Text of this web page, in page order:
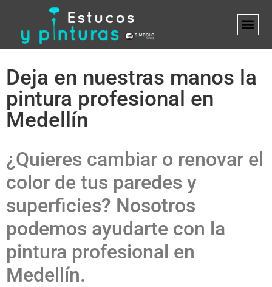
Deja en nuestras manos la
pintura profesional en
Medellín
¿Quieres cambiar o renovar el
color de tus paredes y
superficies? Nosotros
podemos ayudarte con la
pintura profesional en
Medellín.